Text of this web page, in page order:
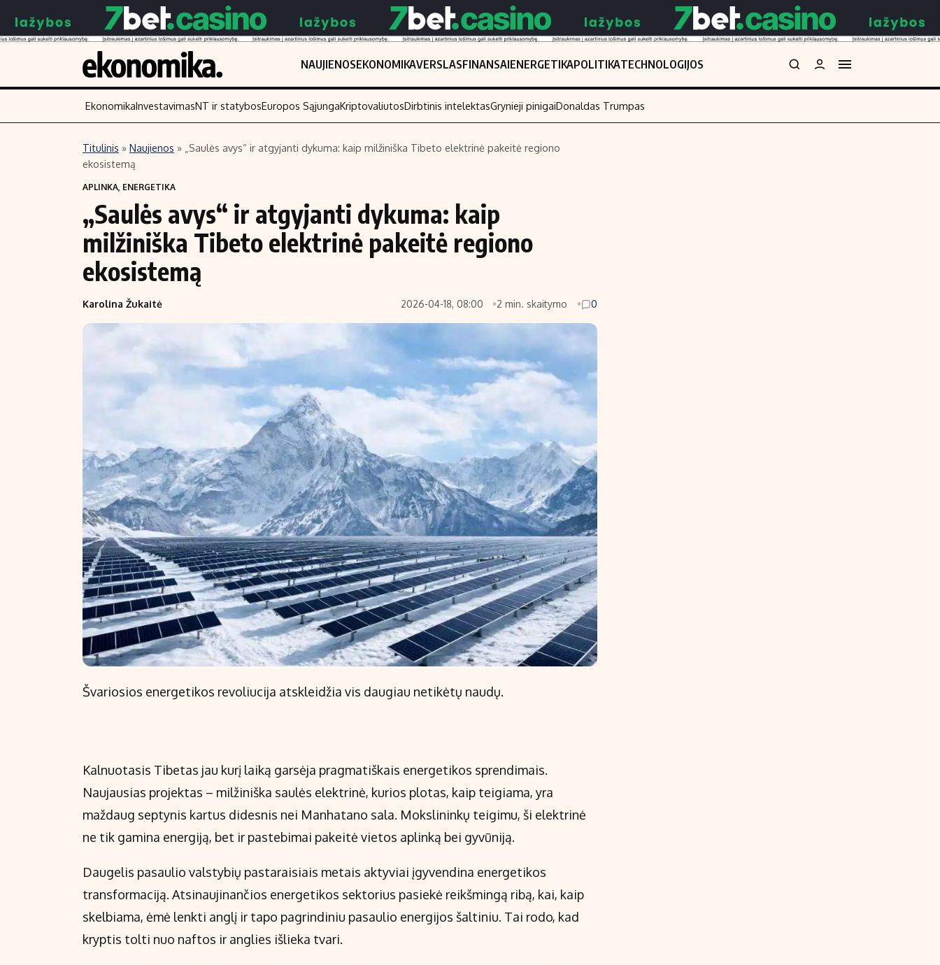
NAUJIENOSEKONOMIKAVERSLASFINANSAIENERGETIKAPOLITIKATECHNOLOGIJOS
Turinys
Naujienos
Aplinka
Verslas
Energetika
Ekonomika
Politika
NT ir statybos
Įmonės
Žemės ūkis
Akcijų rinka
Saulės elektrinės
Migracija
EkonomikaInvestavimasNT ir statybosEuropos SąjungaKriptovaliutosDirbtinis intelektasGrynieji pinigaiDonaldas Trumpas
Titulinis » Naujienos »
„Saulės avys“ ir atgyjanti dykuma: kaip milžiniška Tibeto elektrinė pakeitė regiono
ekosistemą
APLINKA, ENERGETIKA
„Saulės avys“ ir atgyjanti dykuma: kaip
milžiniška Tibeto elektrinė pakeitė regiono
ekosistemą
Karolina Žukaitė 2026-04-18, 08:00 2 min. skaitymo 0
Švariosios energetikos revoliucija atskleidžia vis daugiau netikėtų naudų.
Kalnuotasis Tibetas jau kurį laiką garsėja pragmatiškais energetikos sprendimais.
Naujausias projektas – milžiniška saulės elektrinė, kurios plotas, kaip teigiama, yra
maždaug septynis kartus didesnis nei Manhatano sala. Mokslininkų teigimu, ši elektrinė
ne tik gamina energiją, bet ir pastebimai pakeitė vietos aplinką bei gyvūniją.
Daugelis pasaulio valstybių pastaraisiais metais aktyviai įgyvendina energetikos
transformaciją. Atsinaujinančios energetikos sektorius pasiekė reikšmingą ribą, kai, kaip
skelbiama, ėmė lenkti anglį ir tapo pagrindiniu pasaulio energijos šaltiniu. Tai rodo, kad
kryptis tolti nuo naftos ir anglies išlieka tvari.